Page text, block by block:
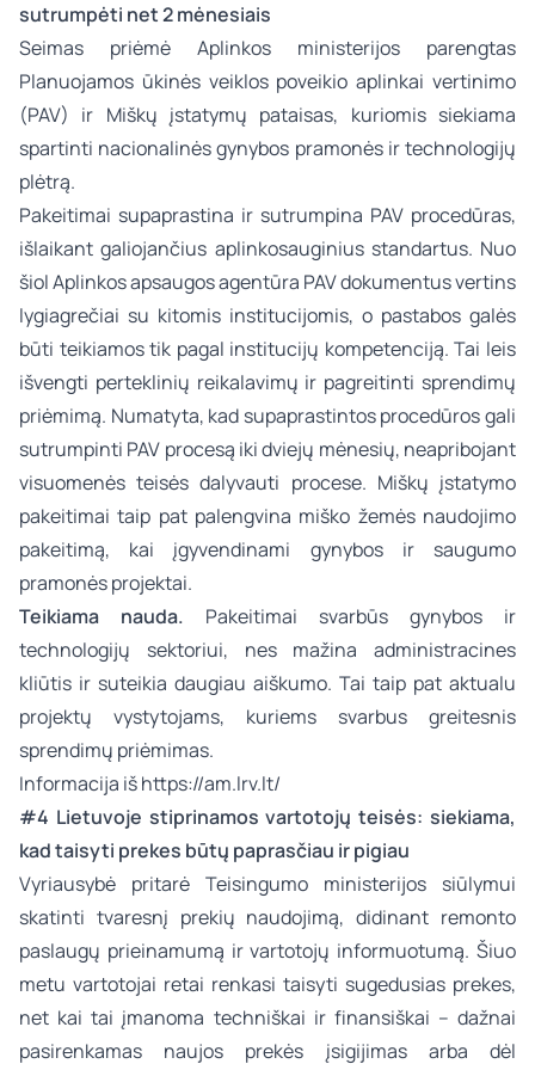
sutrumpėti net 2 mėnesiais
Seimas priėmė Aplinkos ministerijos parengtas
Planuojamos ūkinės veiklos poveikio aplinkai vertinimo
(PAV) ir Miškų įstatymų pataisas, kuriomis siekiama
spartinti nacionalinės gynybos pramonės ir technologijų
plėtrą.
Pakeitimai supaprastina ir sutrumpina PAV procedūras,
išlaikant galiojančius aplinkosauginius standartus. Nuo
šiol Aplinkos apsaugos agentūra PAV dokumentus vertins
lygiagrečiai su kitomis institucijomis, o pastabos galės
būti teikiamos tik pagal institucijų kompetenciją. Tai leis
išvengti perteklinių reikalavimų ir pagreitinti sprendimų
priėmimą. Numatyta, kad supaprastintos procedūros gali
sutrumpinti PAV procesą iki dviejų mėnesių, neapribojant
visuomenės teisės dalyvauti procese. Miškų įstatymo
pakeitimai taip pat palengvina miško žemės naudojimo
pakeitimą, kai įgyvendinami gynybos ir saugumo
pramonės projektai.
Teikiama nauda. Pakeitimai svarbūs gynybos ir
technologijų sektoriui, nes mažina administracines
kliūtis ir suteikia daugiau aiškumo. Tai taip pat aktualu
projektų vystytojams, kuriems svarbus greitesnis
sprendimų priėmimas.
Informacija išhttps://am.lrv.lt/
#4 Lietuvoje stiprinamos vartotojų teisės: siekiama,
kad taisyti prekes būtų paprasčiau ir pigiau
Vyriausybė pritarė Teisingumo ministerijos siūlymui
skatinti tvaresnį prekių naudojimą, didinant remonto
paslaugų prieinamumą ir vartotojų informuotumą. Šiuo
metu vartotojai retai renkasi taisyti sugedusias prekes,
net kai tai įmanoma techniškai ir finansiškai – dažnai
pasirenkamas naujos prekės įsigijimas arba dėl